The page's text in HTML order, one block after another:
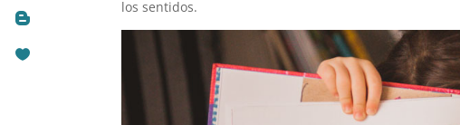
los sentidos.